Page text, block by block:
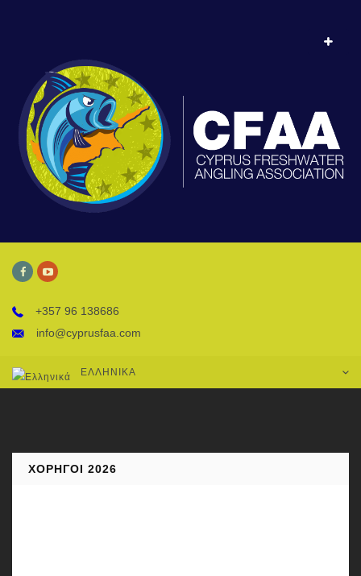
+357 96 138686
info@cyprusfaa.com
ΕΛΛΗΝΙΚΆ
ΧΟΡΗΓΟΊ 2026